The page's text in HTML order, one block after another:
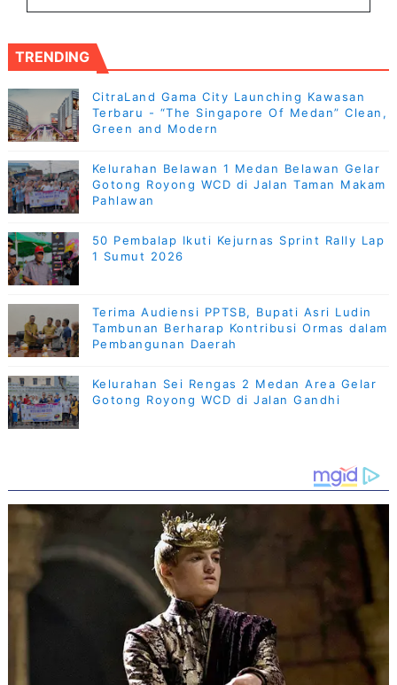
TRENDING
CitraLand Gama City Launching Kawasan
Terbaru - “The Singapore Of Medan” Clean,
Green and Modern
Kelurahan Belawan 1 Medan Belawan Gelar
Gotong Royong WCD di Jalan Taman Makam
Pahlawan
50 Pembalap Ikuti Kejurnas Sprint Rally Lap
1 Sumut 2026
Terima Audiensi PPTSB, Bupati Asri Ludin
Tambunan Berharap Kontribusi Ormas dalam
Pembangunan Daerah
Kelurahan Sei Rengas 2 Medan Area Gelar
Gotong Royong WCD di Jalan Gandhi